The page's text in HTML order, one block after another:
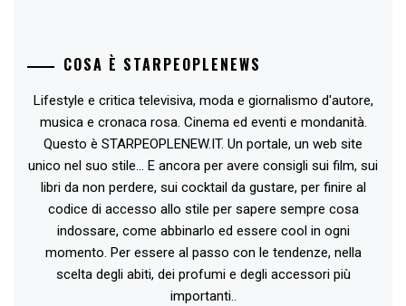
COSA È STARPEOPLENEWS
Lifestyle e critica televisiva, moda e giornalismo d'autore,
musica e cronaca rosa. Cinema ed eventi e mondanità.
Questo è STARPEOPLENEW.IT. Un portale, un web site
unico nel suo stile... E ancora per avere consigli sui film, sui
libri da non perdere, sui cocktail da gustare, per finire al
codice di accesso allo stile per sapere sempre cosa
indossare, come abbinarlo ed essere cool in ogni
momento. Per essere al passo con le tendenze, nella
scelta degli abiti, dei profumi e degli accessori più
importanti..